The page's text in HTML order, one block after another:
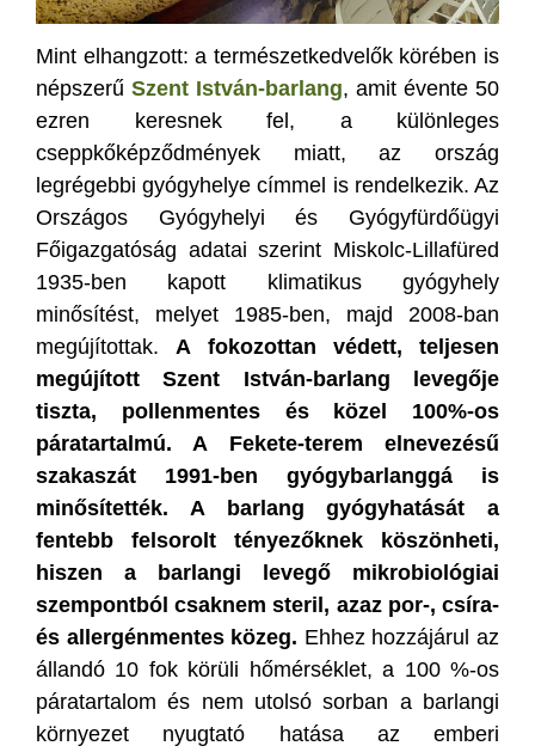
Mint elhangzott: a természetkedvelők körében is
népszerű Szent István-barlang, amit évente 50
ezren keresnek fel, a különleges
cseppkőképződmények miatt, az ország
legrégebbi gyógyhelye címmel is rendelkezik. Az
Országos Gyógyhelyi és Gyógyfürdőügyi
Főigazgatóság adatai szerint Miskolc-Lillafüred
1935-ben kapott klimatikus gyógyhely
minősítést, melyet 1985-ben, majd 2008-ban
megújítottak. A fokozottan védett, teljesen
megújított Szent István-barlang levegője
tiszta, pollenmentes és közel 100%-os
páratartalmú. A Fekete-terem elnevezésű
szakaszát 1991-ben gyógybarlanggá is
minősítették. A barlang gyógyhatását a
fentebb felsorolt tényezőknek köszönheti,
hiszen a barlangi levegő mikrobiológiai
szempontból csaknem steril, azaz por-, csíra-
és allergénmentes közeg. Ehhez hozzájárul az
állandó 10 fok körüli hőmérséklet, a 100 %-os
páratartalom és nem utolsó sorban a barlangi
környezet nyugtató hatása az emberi